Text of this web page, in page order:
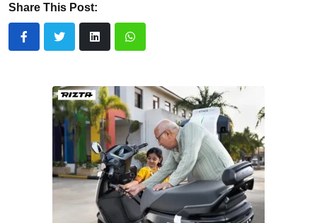
Share This Post: